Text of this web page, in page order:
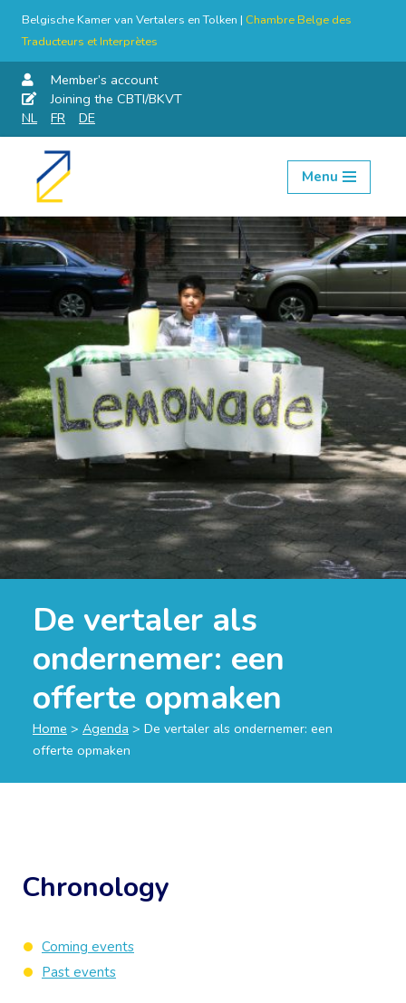
Belgische Kamer van Vertalers en Tolken | Chambre Belge des
Traducteurs et Interprètes
Member’s account
Joining the CBTI/BKVT
NL
FR DE
Skip
content
Menu
De vertaler als
ondernemer: een
offerte opmaken
Home > Agenda > De vertaler als ondernemer: een
offerte opmaken
Chronology
Coming events
Past events